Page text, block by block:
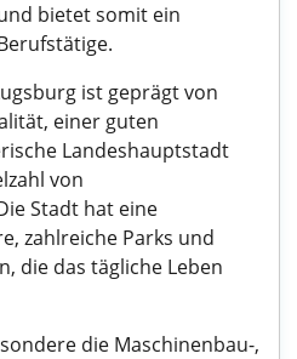
bietet somit ein
ist geprägt von
einer guten
Landeshauptstadt
von
Stadt hat eine
zahlreiche Parks und
die das tägliche Leben
die Maschinenbau-,